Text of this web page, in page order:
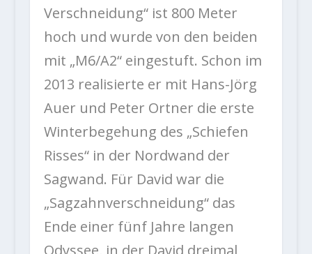
Verschneidung“ ist 800 Meter
hoch und wurde von den beiden
mit „M6/A2“ eingestuft. Schon im
2013 realisierte er mit Hans-Jörg
Auer und Peter Ortner die erste
Winterbegehung des „Schiefen
Risses“ in der Nordwand der
Sagwand. Für David war die
„Sagzahnverschneidung“ das
Ende einer fünf Jahre langen